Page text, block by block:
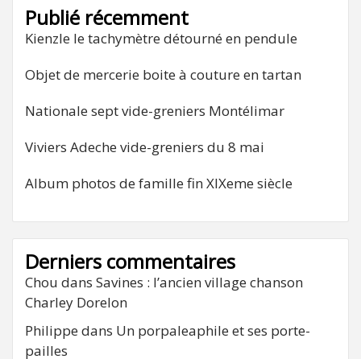
Publié récemment
Kienzle le tachymètre détourné en pendule
Objet de mercerie boite à couture en tartan
Nationale sept vide-greniers Montélimar
Viviers Adeche vide-greniers du 8 mai
Album photos de famille fin XIXeme siècle
Derniers commentaires
Chou dans Savines : l’ancien village chanson
Charley Dorelon
Philippe dans Un porpaleaphile et ses porte-
pailles